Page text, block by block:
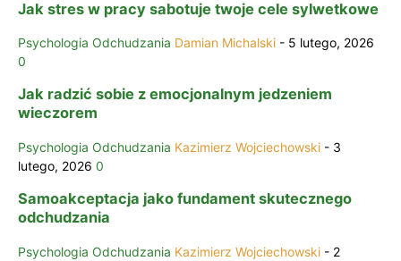
Jak stres w pracy sabotuje twoje cele sylwetkowe
Psychologia Odchudzania Damian Michalski - 5 lutego, 2026
0
Jak radzić sobie z emocjonalnym jedzeniem
wieczorem
Psychologia Odchudzania Kazimierz Wojciechowski - 3
lutego, 2026 0
Samoakceptacja jako fundament skutecznego
odchudzania
Psychologia Odchudzania Kazimierz Wojciechowski - 2